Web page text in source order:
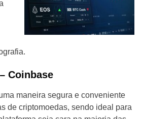
Coinbase
maneira segura e conveniente
de criptomoedas, sendo ideal para